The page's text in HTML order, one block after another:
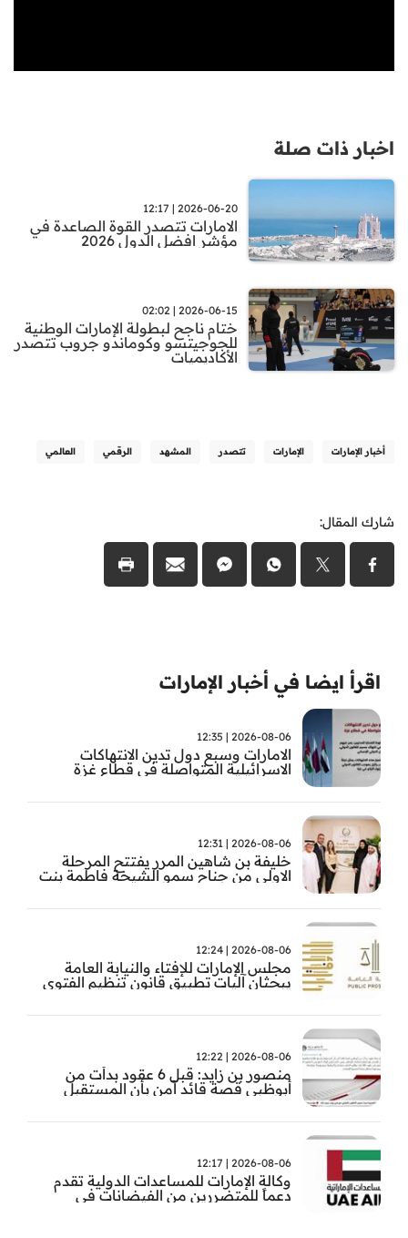
اخبار ذات صلة
2026-06-20 | 12:17
الامارات تتصدر القوة الصاعدة في
مؤشر افضل الدول 2026
2026-06-15 | 02:02
ختام ناجح لبطولة الإمارات الوطنية
للجوجيتسو وكوماندو جروب تتصدر
الأكاديميات
أخبار الإمارات الإمارات تتصدر المشهد الرقمي العالمي
شارك المقال:
اقرأ ايضا في أخبار الإمارات
2026-08-06 | 12:35
الامارات وسبع دول تدين الانتهاكات
الاسرائيلية المتواصلة في قطاع غزة
2026-08-06 | 12:31
خليفة بن شاهين المرر يفتتح المرحلة
الاولى من جناح سمو الشيخة فاطمة بنت
مستشفى المقاصد
2026-08-06 | 12:24
مجلس الإمارات للإفتاء والنيابة العامة
يبحثان آليات تطبيق قانون تنظيم الفتوى
2026-08-06 | 12:22
منصور بن زايد: قبل 6 عقود بدأت من
أبوظبي قصة قائد آمن بأن المستقبل
2026-08-06 | 12:17
وكالة الإمارات للمساعدات الدولية تقدم
دعماً للمتضررين من الفيضانات في